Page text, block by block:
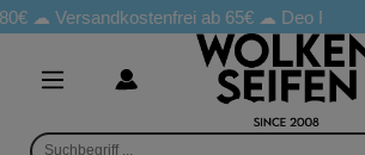
Versandkostenfrei ab 65€☁ Deo Proben in